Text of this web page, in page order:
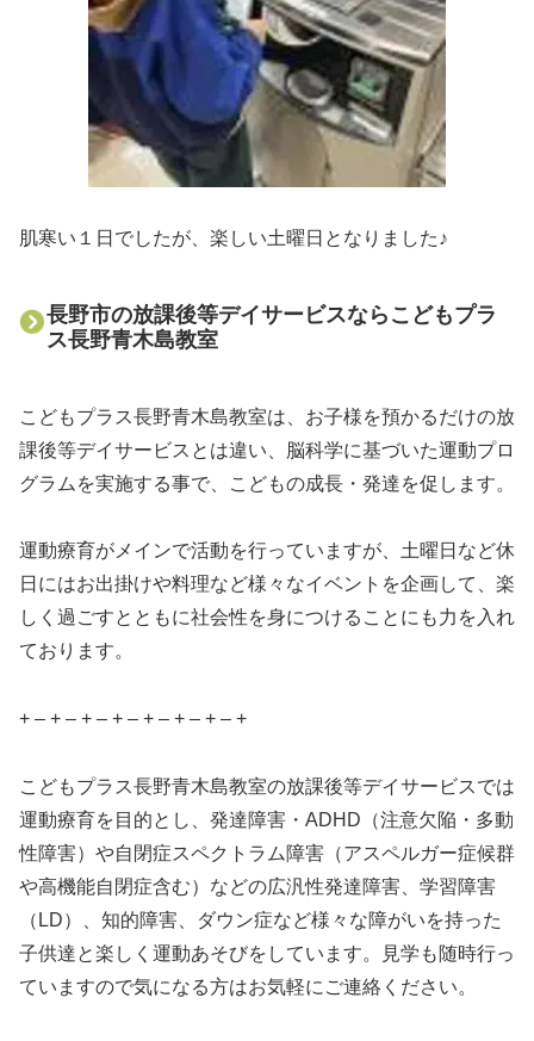
肌寒い１日でしたが、楽しい土曜日となりました♪
長野市の放課後等デイサービスならこどもプラ
ス長野青木島教室
こどもプラス長野青木島教室は、お子様を預かるだけの放
課後等デイサービスとは違い、脳科学に基づいた運動プロ
グラムを実施する事で、こどもの成長・発達を促します。
運動療育がメインで活動を行っていますが、土曜日など休
日にはお出掛けや料理など様々なイベントを企画して、楽
しく過ごすとともに社会性を身につけることにも力を入れ
ております。
+ – + – + – + – + – + – + – +
こどもプラス長野青木島教室の放課後等デイサービスでは
運動療育を目的とし、発達障害・ADHD（注意欠陥・多動
性障害）や自閉症スペクトラム障害（アスペルガー症候群
や高機能自閉症含む）などの広汎性発達障害、学習障害
（LD）、知的障害、ダウン症など様々な障がいを持った
子供達と楽しく運動あそびをしています。見学も随時行っ
ていますので気になる方はお気軽にご連絡ください。